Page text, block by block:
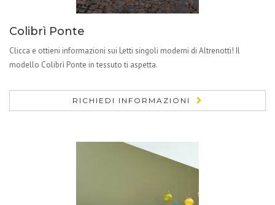
Colibrì Ponte
Clicca e ottieni informazioni sui Letti singoli moderni di Altrenotti! Il
modello Colibrì Ponte in tessuto ti aspetta.
RICHIEDI INFORMAZIONI